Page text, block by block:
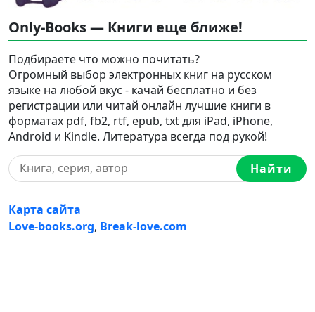
Only-Books — Книги еще ближе!
Подбираете что можно почитать?
Огромный выбор электронных книг на русском
языке на любой вкус - качай бесплатно и без
регистрации или читай онлайн лучшие книги в
форматах pdf, fb2, rtf, epub, txt для iPad, iPhone,
Android и Kindle. Литература всегда под рукой!
Найти
Карта сайта
Love-books.org, Break-love.com